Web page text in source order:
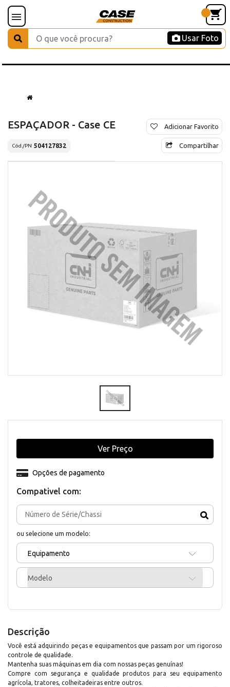
Usar Foto
ESPAÇADOR - Case CE
Cód./PN 504127832
Adicionar Favorito
Compartilhar
Compativel com:
ou selecione um modelo:
Equipamento
Modelo
Opções de pagamento
Ver Preço
Descrição
Você está adquirindo peças e equipamentos que passam por um rigoroso
controle de qualidade.
Mantenha suas máquinas em dia com nossas peças genuínas!
Compre com segurança e qualidade produtos para seu equipamento
agrícola, tratores, colheitadeiras entre outros.